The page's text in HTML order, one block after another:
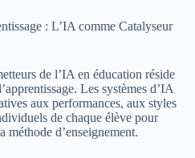
: L’IA comme Catalyseur
de l’IA en éducation réside
Les systèmes d’IA
aux performances, aux styles
de chaque élève pour
méthode d’enseignement.